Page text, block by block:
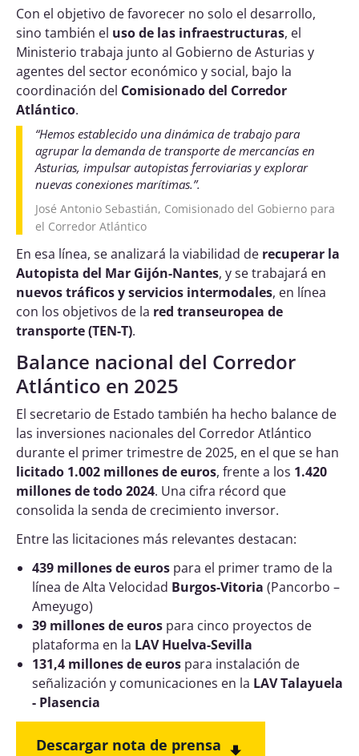
Con el objetivo de favorecer no solo el desarrollo,
sino también el uso de las infraestructuras, el
Ministerio trabaja junto al Gobierno de Asturias y
agentes del sector económico y social, bajo la
coordinación del Comisionado del Corredor
Atlántico.
“Hemos establecido una dinámica de trabajo para
agrupar la demanda de transporte de mercancías en
Asturias, impulsar autopistas ferroviarias y explorar
nuevas conexiones marítimas.”.
José Antonio Sebastián, Comisionado del Gobierno para
el Corredor Atlántico
En esa línea, se analizará la viabilidad de recuperar la
Autopista del Mar Gijón-Nantes, y se trabajará en
nuevos tráficos y servicios intermodales, en línea
con los objetivos de la red transeuropea de
transporte (TEN-T).
Balance nacional del Corredor
Atlántico en 2025
El secretario de Estado también ha hecho balance de
las inversiones nacionales del Corredor Atlántico
durante el primer trimestre de 2025, en el que se han
licitado 1.002 millones de euros, frente a los 1.420
millones de todo 2024. Una cifra récord que
consolida la senda de crecimiento inversor.
Entre las licitaciones más relevantes destacan:
439 millones de euros para el primer tramo de la
línea de Alta Velocidad Burgos-Vitoria (Pancorbo –
Ameyugo)
39 millones de euros para cinco proyectos de
plataforma en la LAV Huelva-Sevilla
131,4 millones de euros para instalación de
señalización y comunicaciones en la LAV Talayuela
- Plasencia
Descargar nota de prensa